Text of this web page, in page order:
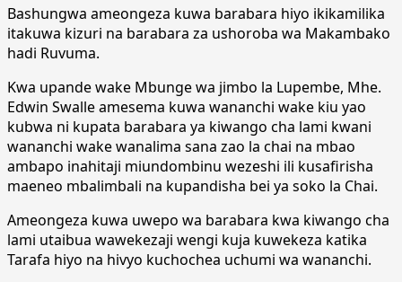
Bashungwa ameongeza kuwa barabara hiyo ikikamilika
itakuwa kizuri na barabara za ushoroba wa Makambako
hadi Ruvuma.
Kwa upande wake Mbunge wa jimbo la Lupembe, Mhe.
Edwin Swalle amesema kuwa wananchi wake kiu yao
kubwa ni kupata barabara ya kiwango cha lami kwani
wananchi wake wanalima sana zao la chai na mbao
ambapo inahitaji miundombinu wezeshi ili kusafirisha
maeneo mbalimbali na kupandisha bei ya soko la Chai.
Ameongeza kuwa uwepo wa barabara kwa kiwango cha
lami utaibua wawekezaji wengi kuja kuwekeza katika
Tarafa hiyo na hivyo kuchochea uchumi wa wananchi.